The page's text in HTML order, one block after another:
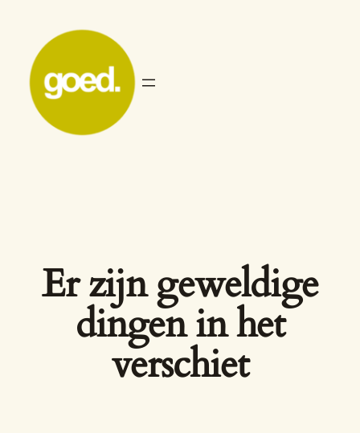
Er zijn geweldige
dingen in het
verschiet